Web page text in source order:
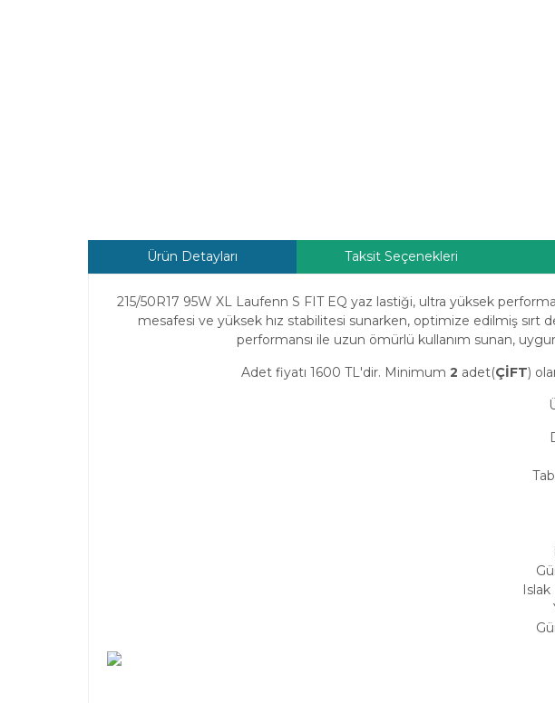
Ürün Detayları Taksit Seçenekleri
215/50R17 95W XL Laufenn S FIT EQ yaz lastiği, ultra yüksek
mesafesi ve yüksek hız stabilitesi sunarken, optimize edilmiş sırt
performansı ile uzun ömürlü kullanım sunan,
Adet fiyatı 1600 TL'dir. Minimum 2 adet(ÇİFT)